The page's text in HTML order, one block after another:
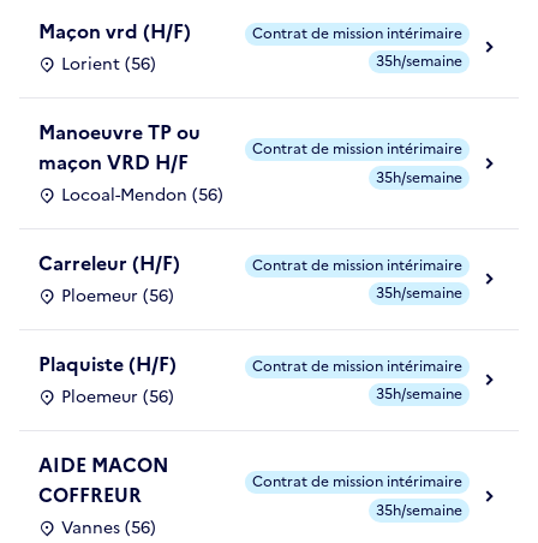
Maçon vrd (H/F)
Lorient (56)
Contrat de mission intérimaire
35h/semaine
Manoeuvre TP ou
maçon VRD H/F
Locoal-Mendon (56)
Contrat de mission intérimaire
35h/semaine
Carreleur (H/F)
Ploemeur (56)
Contrat de mission intérimaire
35h/semaine
Plaquiste (H/F)
Ploemeur (56)
Contrat de mission intérimaire
35h/semaine
AIDE MACON
COFFREUR
Vannes (56)
Contrat de mission intérimaire
35h/semaine